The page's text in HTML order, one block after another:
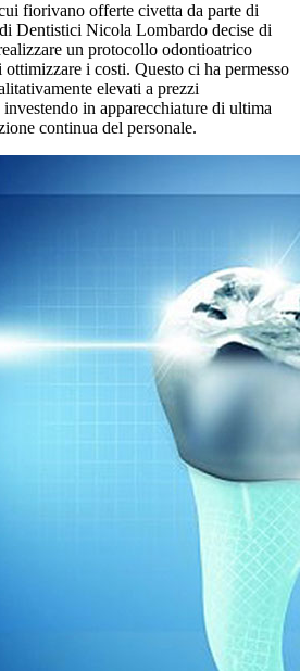
fiorivano offerte civetta da parte di
Dentistici Nicola Lombardo decise di
un protocollo odontioatrico
ottimizzare i costi. Questo ci ha permesso
elevati a prezzi
in apparecchiature di ultima
continua del personale.